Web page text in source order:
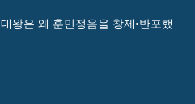
왕은 왜 훈민정음을 창제·반포했